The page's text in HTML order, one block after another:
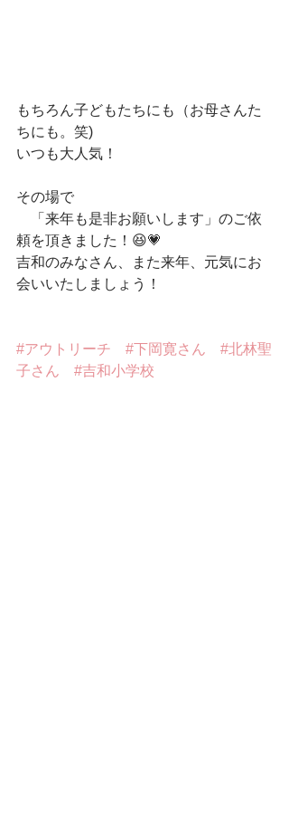
もちろん子どもたちにも（お母さんた
ちにも。笑)
いつも大人気！
その場で
「来年も是非お願いします」のご依
頼を頂きました！😆💗
吉和のみなさん、また来年、元気にお
会いいたしましょう！
#アウトリーチ #下岡寛さん
#北林聖
子さん
#吉和小学校